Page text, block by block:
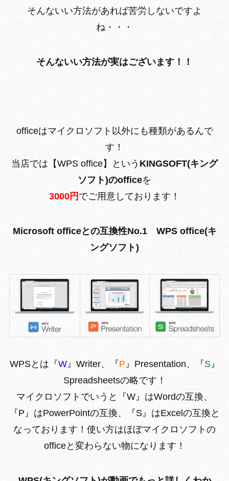
そんないい方法があれば苦労しないですよ
ね・・・
そんないい方法が実はございます！！
officeはマイクロソフト以外にも種類があるんで
す！
当店では【WPS office】という KINGSOFT(キング
ソフト)のofficeを
3000円 でご用意しております！
Microsoft officeとの互換性No.1 WPS office(キ
ングソフト)
WPSとは『W』Writer、『P 』Presentation、『S』
Spreadsheetsの略です！
マイクロソフトでいうと『W』はWordの互換、
『P』はPowerPointの互換、『S』はExcelの互換と
なっております！使い方はほぼマイクロソフトの
officeと変わらない物になります！